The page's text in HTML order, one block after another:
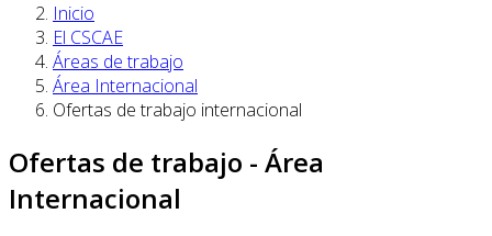
Inicio
El CSCAE
Áreas de trabajo
Área Internacional
Ofertas de trabajo internacional
Ofertas de trabajo - Área
Internacional